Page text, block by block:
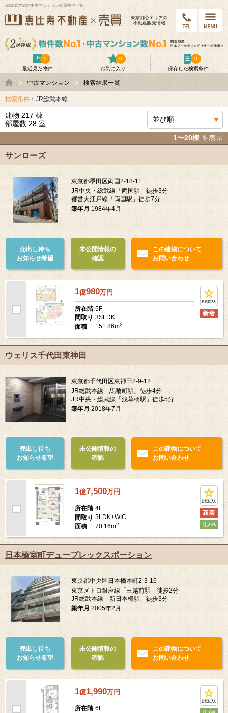
JR総武本線の中古マンション売買物件一覧
東京都⼼エリアの
不動産販売情報
最近見た物件
0
お気に入り
0
保存した検索条件
0
中古マンション 検索結果一覧
検索条件 ：JR総武本線
建物 217 棟
部屋数 28 室
1〜20棟 を表示
サンローズ
東京都墨田区両国2-18-11
JR中央・総武線「両国駅」徒歩3分
都営大江戸線「両国駅」徒歩7分
築年月 1984年4月
売出し待ち
お知らせ希望
未公開情報の
確認
この建物について
お問い合わせ
1億980万円
所在階 5F
間取り 3SLDK
面積
151.86m2
ウェリス千代田東神田
東京都千代田区東神田2-9-12
JR総武本線「馬喰町駅」徒歩4分
JR中央・総武線「浅草橋駅」徒歩5分
築年月 2018年7月
売出し待ち
お知らせ希望
未公開情報の
確認
この建物について
お問い合わせ
1億7,500万円
所在階 4F
間取り 3LDK+WIC
面積
70.16m2
日本橋室町デュープレックスポーション
東京都中央区日本橋本町2-3-16
東京メトロ銀座線「三越前駅」徒歩2分
JR総武本線「新日本橋駅」徒歩3分
築年月 2005年2月
売出し待ち
お知らせ希望
未公開情報の
確認
この建物について
お問い合わせ
1億1,990万円
所在階 6F